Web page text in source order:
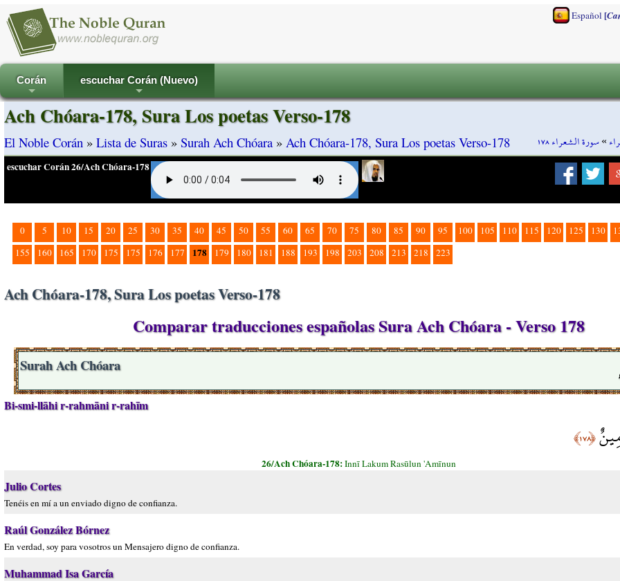
Español [
+
Corán
+
escuchar Corán (Nuevo)
»سورة الشعراء ١٧٨
Ach Chóara-178, Sura Los poetas Verso-178
El Noble Corán » Lista de Suras » Surah Ach Chóara » Ach Chóara-178, Sura Los poetas Verso-178
escuchar Corán 26/Ach Chóara-178
0 5 10 15 20 25 30 35 40 45 50 55 60 65 70 75 80 85 90 95 100 105 110 115 120 125 130
155
160 165 170 175 175 176 177 178 179 180 181 188 193 198 203 208 213 218 223
Ach Chóara-178, Sura Los poetas Verso-178
Comparar traducciones españolas Sura Ach Chóara - Verso 178
Surah Ach Chóara
Bi-smi-llāhi r-rahmāni r-rahīm
﴿١٧٨﴾
26/Ach Chóara-178:Innī Lakum Rasūlun 'Amīnun
Julio Cortes
Tenéis en mí a un enviado digno de confianza.
Raúl González Bórnez
En verdad, soy para vosotros un Mensajero digno de confianza.
Muhammad Isa García